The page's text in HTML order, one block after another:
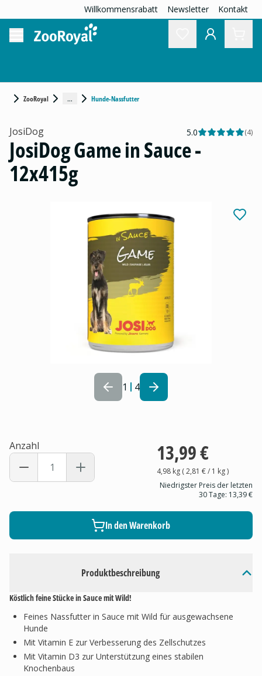
Willkommensrabatt Newsletter Kontakt
ZooRoyal ... Hunde-Nassfutter
1 4
Produktbeschreibung
Köstlich feine Stücke in Sauce mit Wild!
Feines Nassfutter in Sauce mit Wild für ausgewachsene
Hunde
Mit Vitamin E zur Verbesserung des Zellschutzes
Mit Vitamin D3 zur Unterstützung eines stabilen
Knochenbaus
JosiDog 5.0 (4)
JosiDog Game in Sauce -
12x415g
Anzahl 13,99 €
4,98 kg(2,81 €/ 1 kg)
Niedrigster Preis der letzten
30 Tage: 13,39 €
In den Warenkorb